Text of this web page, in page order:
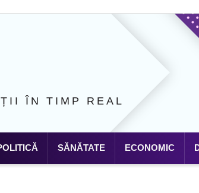
ÎN TIMP REAL
SĂNĂTATE ECONOMIC